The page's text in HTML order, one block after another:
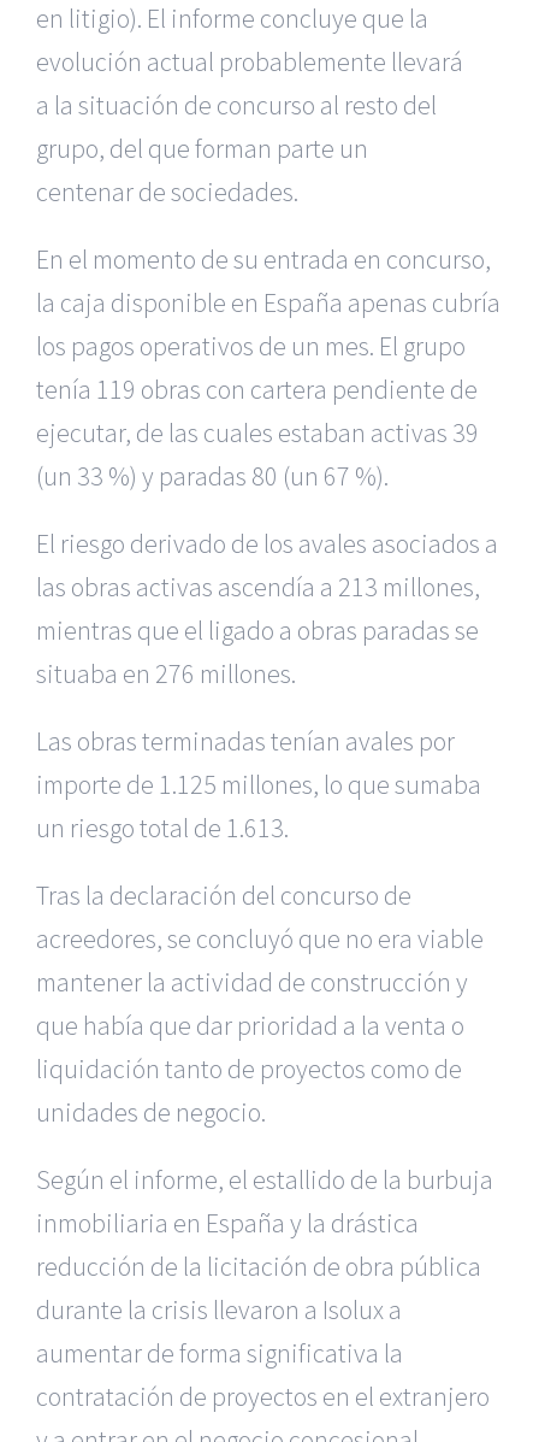
en litigio). El informe concluye que la
evolución actual probablemente llevará
a la situación de concurso al resto del
grupo, del que forman parte un
centenar de sociedades.
En el momento de su entrada en concurso,
la caja disponible en España apenas cubría
los pagos operativos de un mes. El grupo
tenía 119 obras con cartera pendiente de
ejecutar, de las cuales estaban activas 39
(un 33 %) y paradas 80 (un 67 %).
El riesgo derivado de los avales asociados a
las obras activas ascendía a 213 millones,
mientras que el ligado a obras paradas se
situaba en 276 millones.
Las obras terminadas tenían avales por
importe de 1.125 millones, lo que sumaba
un riesgo total de 1.613.
Tras la declaración del concurso de
acreedores, se concluyó que no era viable
mantener la actividad de construcción y
que había que dar prioridad a la venta o
liquidación tanto de proyectos como de
unidades de negocio.
Según el informe, el estallido de la burbuja
inmobiliaria en España y la drástica
reducción de la licitación de obra pública
durante la crisis llevaron a Isolux a
aumentar de forma significativa la
contratación de proyectos en el extranjero